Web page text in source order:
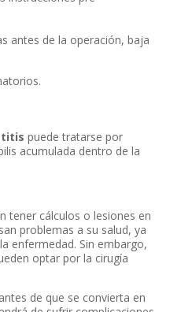
antes de la operación, baja
puede tratarse por
acumulada dentro de la
tener cálculos o lesiones en
problemas a su salud, ya
enfermedad. Sin embargo,
optar por la cirugía
de que se convierta en